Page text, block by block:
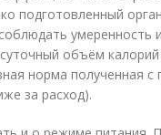
подготовленный
умеренность
объём калорий
норма полученная
за расход).